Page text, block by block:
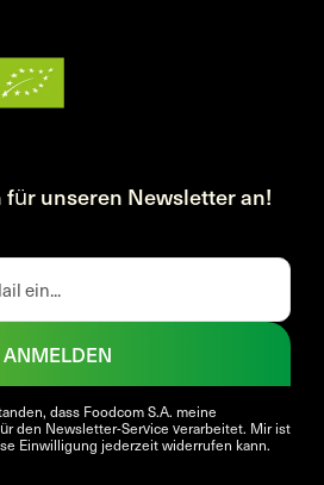
unseren Newsletter an!
dass Foodcom S.A. meine
den Newsletter-Service verarbeitet. Mir ist
Einwilligung jederzeit widerrufen kann.
ANMELDEN